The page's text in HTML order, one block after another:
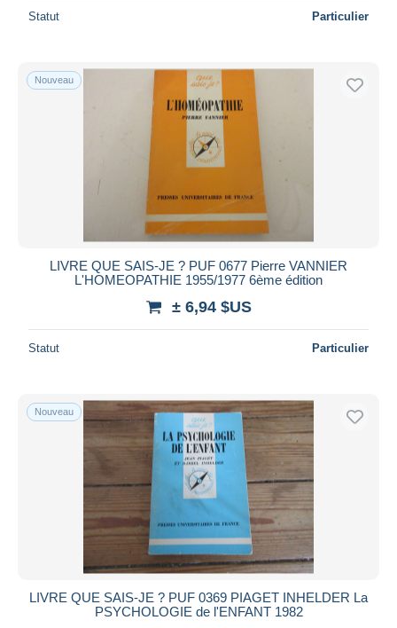
Statut Particulier
Nouveau
LIVRE QUE SAIS-JE ? PUF 0677 Pierre VANNIER
L'HOMEOPATHIE 1955/1977 6ème édition
± 6,94 $US
Statut Particulier
Nouveau
LIVRE QUE SAIS-JE ? PUF 0369 PIAGET INHELDER La
PSYCHOLOGIE de l'ENFANT 1982